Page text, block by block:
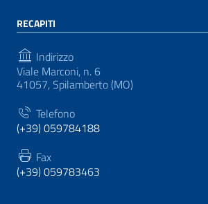
RECAPITI
Indirizzo
Viale Marconi, n. 6
41057, Spilamberto (MO)
Telefono
(+39) 059784188
Fax
(+39) 059783463